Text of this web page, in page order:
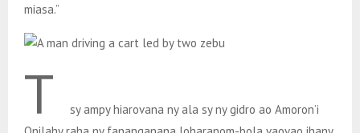
miasa.”
T
sy ampy hiarovana ny ala sy ny gidro ao Amoron’i